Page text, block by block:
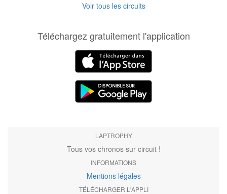
Voir tous les circuits
Téléchargez gratuitement l'application
LAPTROPHY
Tous vos chronos sur circuit !
INFORMATIONS
Mentions légales
TÉLÉCHARGER L'APPLI